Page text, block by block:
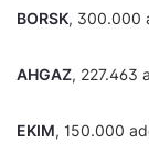
BORSK, 300.000
AHGAZ, 227.463
EKIM, 150.000